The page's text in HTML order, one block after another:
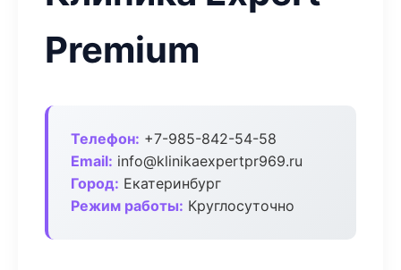
Premium
Телефон: +7-985-842-54-58
Email: info@klinikaexpertpr969.ru
Город: Екатеринбург
Режим работы: Круглосуточно